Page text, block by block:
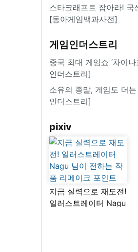
스타크래프트 잡아라! 국
[동아게임백과사전]
게임인더스트리
중국 최대 게임쇼 ‘차이
인더스트리]
소유의 종말, 게임도 더
인더스트리]
pixiv
지금 실력으로 재도전!
일러스트레이터 Nagu